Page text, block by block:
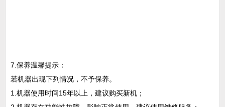
7.保养温馨提示：
若机器出现下列情况，不予保养。
1.机器使用时间15年以上，建议购买新机；